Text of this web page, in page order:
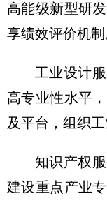
高能级新型研
享绩效评价机制
工业设计
高专业性水平
及平台，组织工
知识产权
建设重点产业